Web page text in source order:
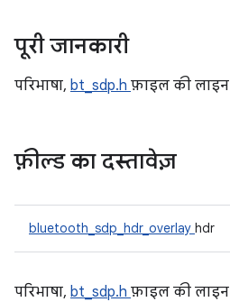
पूरी जानकारी
परिभाषा, bt_sdp.h फ़ाइल की लाइन
फ़ील्ड का दस्तावेज़
bluetooth_sdp_hdr_overlay hdr
परिभाषा, bt_sdp.h फ़ाइल की लाइन